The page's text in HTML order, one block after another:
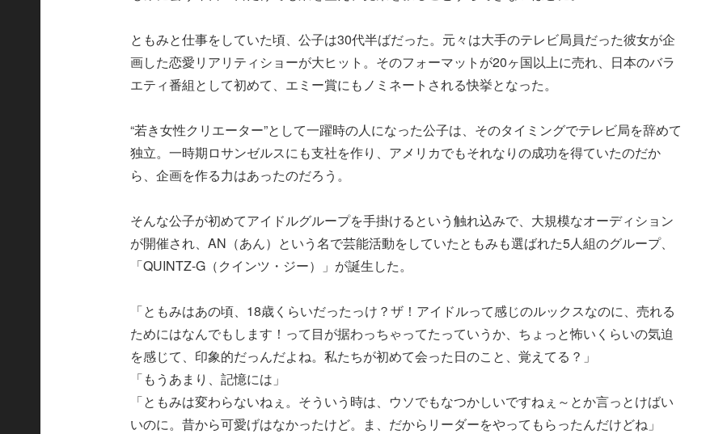
ともみと仕事をしていた頃、公子は30代半ばだった。元々は大手のテレビ局員だった彼女が企
画した恋愛リアリティショーが大ヒット。そのフォーマットが20ヶ国以上に売れ、日本のバラ
エティ番組として初めて、エミー賞にもノミネートされる快挙となった。
“若き女性クリエーター”として一躍時の人になった公子は、そのタイミングでテレビ局を辞めて
独立。一時期ロサンゼルスにも支社を作り、アメリカでもそれなりの成功を得ていたのだか
ら、企画を作る力はあったのだろう。
そんな公子が初めてアイドルグループを手掛けるという触れ込みで、大規模なオーディション
が開催され、AN（あん）という名で芸能活動をしていたともみも選ばれた5人組のグループ、
「QUINTZ-G（クインツ・ジー）」が誕生した。
「ともみはあの頃、18歳くらいだったっけ？ザ！アイドルって感じのルックスなのに、売れる
ためにはなんでもします！って目が据わっちゃってたっていうか、ちょっと怖いくらいの気迫
を感じて、印象的だっんだよね。私たちが初めて会った日のこと、覚えてる？」
「もうあまり、記憶には」
「ともみは変わらないねぇ。そういう時は、ウソでもなつかしいですねぇ～とか言っとけばい
いのに。昔から可愛げはなかったけど。ま、だからリーダーをやってもらったんだけどね」